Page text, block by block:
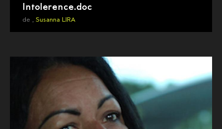
Intolerence.doc
de , Susanna LIRA